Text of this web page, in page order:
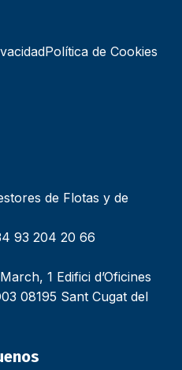
Política de Cookies
de Flotas y de
93 204 20 66
1 Edifici d’Oficines
08195 Sant Cugat del